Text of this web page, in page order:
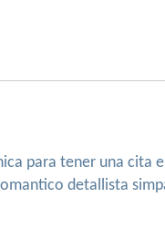
para tener una cita
detallista